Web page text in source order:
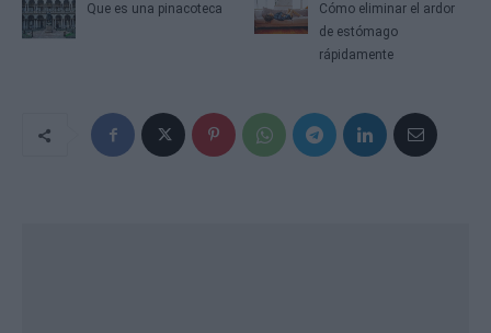
Que es una pinacoteca
Cómo eliminar el ardor
de estómago
rápidamente